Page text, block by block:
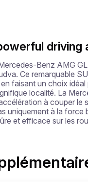
Benz AMG
Ce remarquable
faisant un choix
localité. La
à couper le
uniquement à la force
et efficace sur les